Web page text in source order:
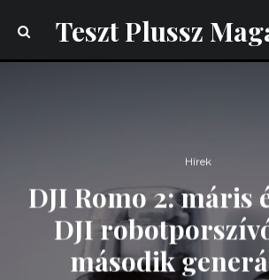
Teszt Plussz
Hírek
DJI Romo 2: máris
DJI
második